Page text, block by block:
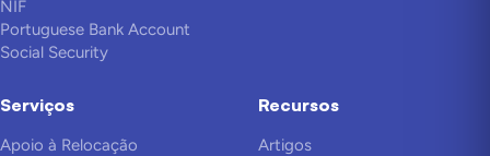
NIF
Portuguese Bank Account
Social Security
Serviços
Apoio à Relocação
Recursos
Artigos